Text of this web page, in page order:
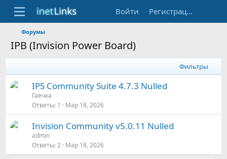
Войти Регистрация
Форумы
IPB (Invision Power Board)
Фильтры
IPS Community Suite 4.7.3 Nulled
Гаечка
Ответы 1 Мар 18, 2026
Invision Community v5.0.11 Nulled
admin
Ответы 2 Мар 18, 2026